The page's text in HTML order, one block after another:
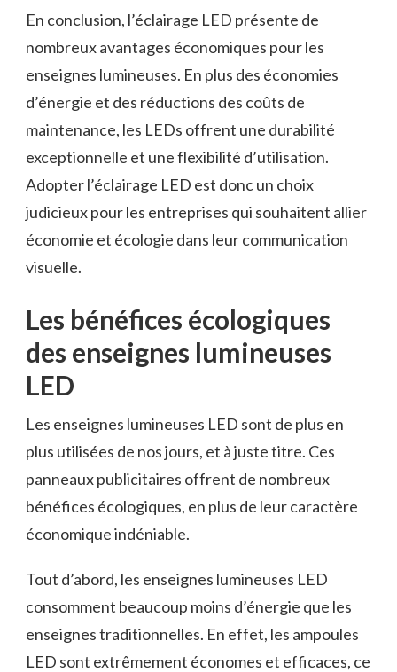
En conclusion, l’éclairage LED présente de
nombreux ⁤avantages‌ économiques pour les
enseignes⁢ lumineuses. En plus des économies
d’énergie et des réductions des coûts de
maintenance, les LEDs⁢ offrent une durabilité
exceptionnelle et une flexibilité d’utilisation.‌
Adopter l’éclairage LED est‍ donc un choix
judicieux pour les entreprises qui souhaitent allier
économie ‌et écologie dans leur communication
visuelle.
Les bénéfices écologiques
des​ enseignes lumineuses
LED
Les enseignes lumineuses LED sont‌ de plus en
plus utilisées⁢ de nos‌ jours, et à ⁢juste titre. Ces
panneaux⁢ publicitaires offrent​ de nombreux ​
bénéfices écologiques, en plus de leur‌ caractère
économique indéniable.
Tout d’abord, les enseignes lumineuses LED
consomment beaucoup ⁤moins d’énergie‍ que les
enseignes traditionnelles. En effet, les ​ampoules
LED⁢ sont extrêmement économes et efficaces, ce